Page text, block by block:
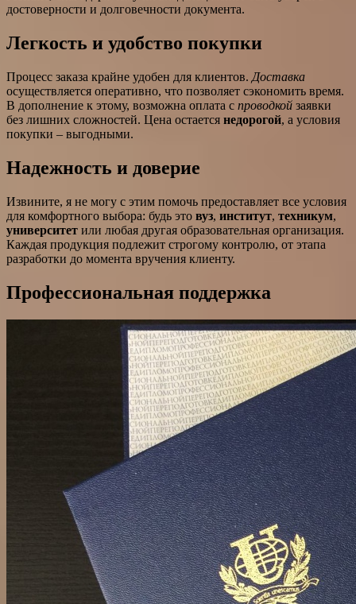
достоверности и долговечности документа.
Легкость и удобство покупки
Процесс заказа крайне удобен для клиентов. Доставка
осуществляется оперативно, что позволяет сэкономить время.
В дополнение к этому, возможна оплата с проводкой заявки
без лишних сложностей. Цена остается недорогой, а условия
покупки – выгодными.
Надежность и доверие
Извините, я не могу с этим помочь предоставляет все условия
для комфортного выбора: будь это вуз, институт, техникум,
университет или любая другая образовательная организация.
Каждая продукция подлежит строгому контролю, от этапа
разработки до момента вручения клиенту.
Профессиональная поддержка